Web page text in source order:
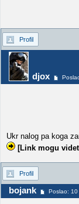
Profil
djox
Ukr nalog pa koga
[Link mogu
Profil
bojank Poslao: